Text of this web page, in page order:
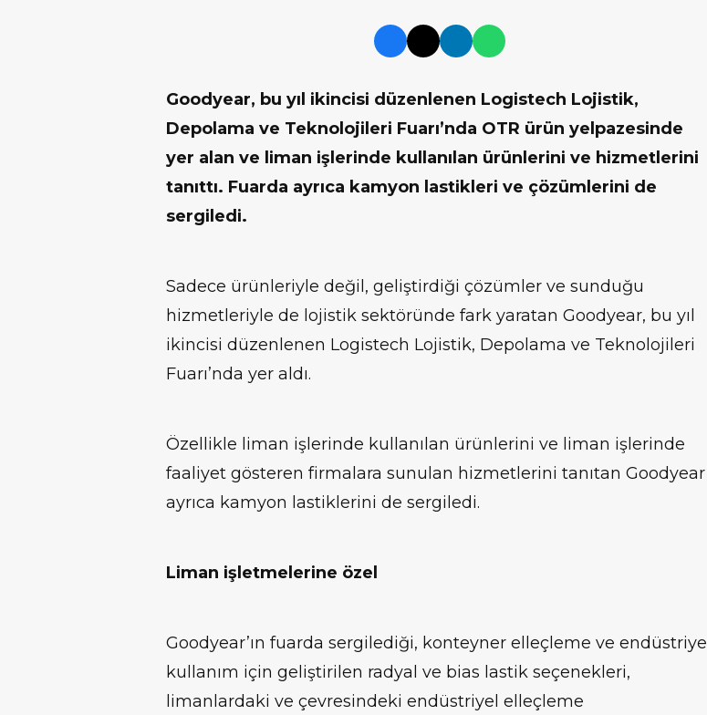
Goodyear, bu yıl ikincisi düzenlenen Logistech Lojistik,
Depolama ve Teknolojileri Fuarı’nda OTR ürün yelpazesinde
yer alan ve liman işlerinde kullanılan ürünlerini ve hizmetlerini
tanıttı. Fuarda ayrıca kamyon lastikleri ve çözümlerini de
sergiledi.
Sadece ürünleriyle değil, geliştirdiği çözümler ve sunduğu
hizmetleriyle de lojistik sektöründe fark yaratan Goodyear, bu yıl
ikincisi düzenlenen Logistech Lojistik, Depolama ve Teknolojileri
Fuarı’nda yer aldı.
Özellikle liman işlerinde kullanılan ürünlerini ve liman işlerinde
faaliyet gösteren firmalara sunulan hizmetlerini tanıtan Goodyear
ayrıca kamyon lastiklerini de sergiledi.
Liman işletmelerine özel
Goodyear’ın fuarda sergilediği, konteyner elleçleme ve endüstriyel
kullanım için geliştirilen radyal ve bias lastik seçenekleri,
limanlardaki ve çevresindeki endüstriyel elleçleme